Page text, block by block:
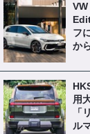
フ
か
用
「
ル